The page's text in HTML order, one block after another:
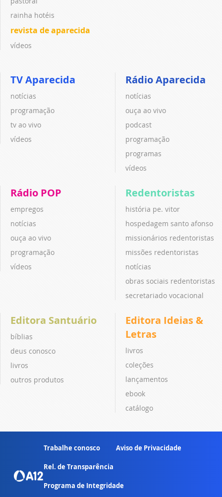
rainha hotéis
revista de aparecida
vídeos
TV Aparecida
notícias
programação
tv ao vivo
vídeos
Rádio Aparecida
notícias
ouça ao vivo
podcast
programação
programas
vídeos
Rádio POP
empregos
notícias
ouça ao vivo
programação
vídeos
Redentoristas
história pe. vitor
hospedagem santo afonso
missionários redentoristas
missões redentoristas
notícias
obras sociais redentoristas
secretariado vocacional
Editora Santuário
bíblias
deus conosco
livros
outros produtos
Editora Ideias &
Letras
livros
coleções
lançamentos
ebook
catálogo
Trabalhe conosco Aviso de Privacidade
Rel. de Transparência
Programa de Integridade